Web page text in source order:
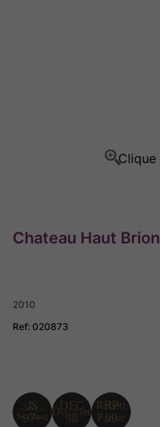
Chateau Haut Brion
2010
Ref: 020873